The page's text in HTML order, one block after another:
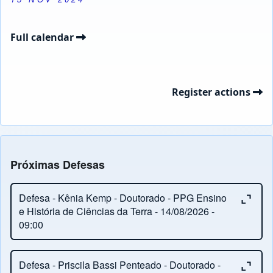
Full calendar
Register actions
Próximas Defesas
Defesa - Kênia Kemp - Doutorado - PPG Ensino
e História de Ciências da Terra - 14/08/2026 -
09:00
Close or Open tab vvja-pane-40277001-1-pane
Orientação:
Ronaldo Barbosa
Defesa - Priscila Bassi Penteado - Doutorado -
Close or Open tab vvja-pane-40277001-2-pane